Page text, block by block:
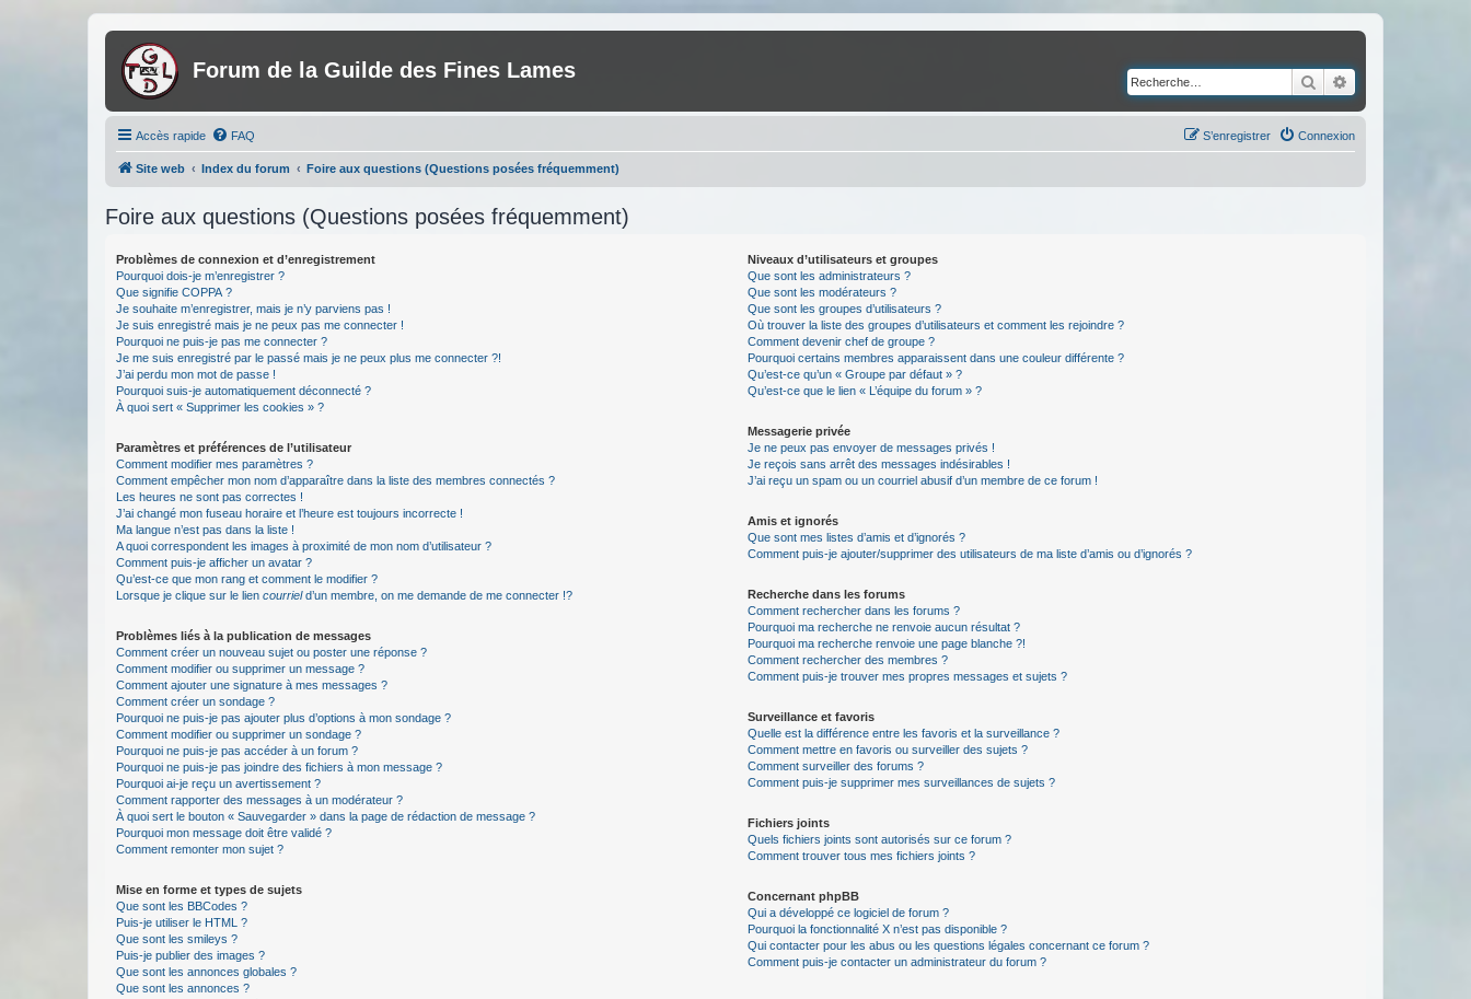
Forum de la Guilde des Fines Lames Rechercher
Accès rapide FAQ Connexion
S’enregistrer
Site web Index du forum Foire aux questions (Questions posées fréquemment)
Foire aux questions (Questions posées fréquemment)
Problèmes de connexion et d’enregistrement
Pourquoi dois-je m’enregistrer ?
Que signifie COPPA ?
Je souhaite m’enregistrer, mais je n’y parviens pas !
Je suis enregistré mais je ne peux pas me connecter !
Pourquoi ne puis-je pas me connecter ?
Je me suis enregistré par le passé mais je ne peux plus me connecter ?!
J’ai perdu mon mot de passe !
Pourquoi suis-je automatiquement déconnecté ?
À quoi sert « Supprimer les cookies » ?
Paramètres et préférences de l’utilisateur
Comment modifier mes paramètres ?
Comment empêcher mon nom d’apparaître dans la liste des membres connectés ?
Les heures ne sont pas correctes !
J’ai changé mon fuseau horaire et l’heure est toujours incorrecte !
Ma langue n’est pas dans la liste !
A quoi correspondent les images à proximité de mon nom d’utilisateur ?
Comment puis-je afficher un avatar ?
Qu’est-ce que mon rang et comment le modifier ?
Lorsque je clique sur le lien courrield’un membre, on me demande de me connecter !?
Problèmes liés à la publication de messages
Comment créer un nouveau sujet ou poster une réponse ?
Comment modifier ou supprimer un message ?
Comment ajouter une signature à mes messages ?
Comment créer un sondage ?
Pourquoi ne puis-je pas ajouter plus d’options à mon sondage ?
Comment modifier ou supprimer un sondage ?
Pourquoi ne puis-je pas accéder à un forum ?
Pourquoi ne puis-je pas joindre des fichiers à mon message ?
Pourquoi ai-je reçu un avertissement ?
Comment rapporter des messages à un modérateur ?
À quoi sert le bouton « Sauvegarder » dans la page de rédaction de message ?
Pourquoi mon message doit être validé ?
Comment remonter mon sujet ?
Mise en forme et types de sujets
Que sont les BBCodes ?
Puis-je utiliser le HTML ?
Que sont les smileys ?
Puis-je publier des images ?
Que sont les annonces globales ?
Que sont les annonces ?
Niveaux d’utilisateurs et groupes
Que sont les administrateurs ?
Que sont les modérateurs ?
Que sont les groupes d’utilisateurs ?
Où trouver la liste des groupes d’utilisateurs et comment les rejoindre ?
Comment devenir chef de groupe ?
Pourquoi certains membres apparaissent dans une couleur différente ?
Qu’est-ce qu’un « Groupe par défaut » ?
Qu’est-ce que le lien « L’équipe du forum » ?
Messagerie privée
Je ne peux pas envoyer de messages privés !
Je reçois sans arrêt des messages indésirables !
J’ai reçu un spam ou un courriel abusif d’un membre de ce forum !
Amis et ignorés
Que sont mes listes d’amis et d’ignorés ?
Comment puis-je ajouter/supprimer des utilisateurs de ma liste d’amis ou d’ignorés ?
Recherche dans les forums
Comment rechercher dans les forums ?
Pourquoi ma recherche ne renvoie aucun résultat ?
Pourquoi ma recherche renvoie une page blanche ?!
Comment rechercher des membres ?
Comment puis-je trouver mes propres messages et sujets ?
Surveillance et favoris
Quelle est la différence entre les favoris et la surveillance ?
Comment mettre en favoris ou surveiller des sujets ?
Comment surveiller des forums ?
Comment puis-je supprimer mes surveillances de sujets ?
Fichiers joints
Quels fichiers joints sont autorisés sur ce forum ?
Comment trouver tous mes fichiers joints ?
Concernant phpBB
Qui a développé ce logiciel de forum ?
Pourquoi la fonctionnalité X n’est pas disponible ?
Qui contacter pour les abus ou les questions légales concernant ce forum ?
Comment puis-je contacter un administrateur du forum ?